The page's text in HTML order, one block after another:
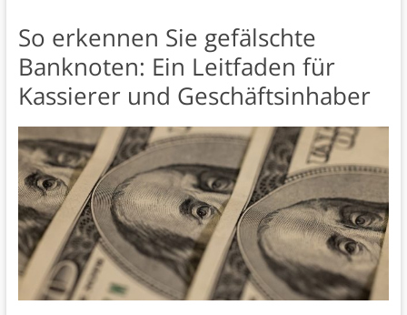
So erkennen Sie gefälschte
Banknoten: Ein Leitfaden für
Kassierer und Geschäftsinhaber